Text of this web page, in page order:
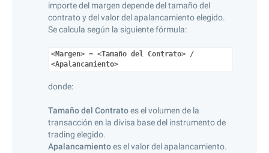
importe del margen depende del tamaño del
contrato y del valor del apalancamiento elegido.
Se calcula según la siguiente fórmula:
<Margen> = <Tamaño del Contrato> /
<Apalancamiento>
donde:
Tamaño del Contratoes el volumen de la
transacción en la divisa base del instrumento de
trading elegido.
Apalancamientoes el valor del apalancamiento.